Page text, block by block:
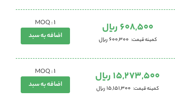
608,500 ریال
کمینه قیمت 600,300 ریال
MOQ : 1
اضافه به سبد
15,273,500 ریال
کمینه قیمت 15,151,300 ریال
MOQ : 1
اضافه به سبد